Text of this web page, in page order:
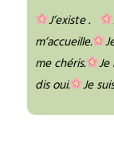
J’existe .
m’accueille.
me chéris.
dis oui.
Je